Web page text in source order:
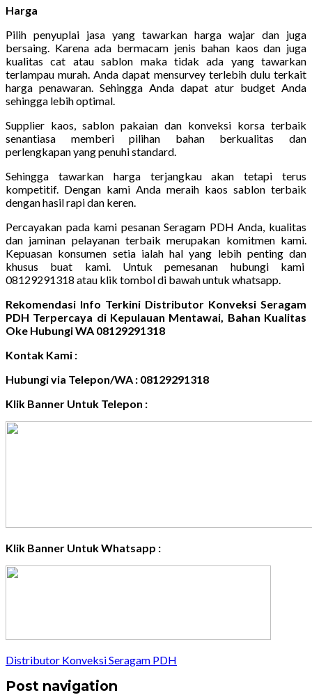
Harga
Pilih penyuplai jasa yang tawarkan harga wajar dan juga
bersaing. Karena ada bermacam jenis bahan kaos dan juga
kualitas cat atau sablon maka tidak ada yang tawarkan
terlampau murah. Anda dapat mensurvey terlebih dulu terkait
harga penawaran. Sehingga Anda dapat atur budget Anda
sehingga lebih optimal.
Supplier kaos, sablon pakaian dan konveksi korsa terbaik
senantiasa memberi pilihan bahan berkualitas dan
perlengkapan yang penuhi standard.
Sehingga tawarkan harga terjangkau akan tetapi terus
kompetitif. Dengan kami Anda meraih kaos sablon terbaik
dengan hasil rapi dan keren.
Percayakan pada kami pesanan Seragam PDH Anda, kualitas
dan jaminan pelayanan terbaik merupakan komitmen kami.
Kepuasan konsumen setia ialah hal yang lebih penting dan
khusus buat kami. Untuk pemesanan hubungi kami
08129291318 atau klik tombol di bawah untuk whatsapp.
Rekomendasi Info Terkini Distributor Konveksi Seragam
PDH Terpercaya di Kepulauan Mentawai, Bahan Kualitas
Oke Hubungi WA 08129291318
Kontak Kami :
Hubungi via Telepon/WA : 08129291318
Klik Banner Untuk Telepon :
Klik Banner Untuk Whatsapp :
Distributor Konveksi Seragam PDH
Post navigation